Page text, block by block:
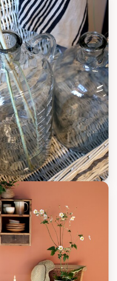
Bild 3
Glas Flasche mit